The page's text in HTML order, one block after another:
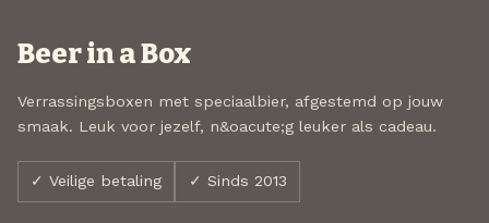
Beer in a Box
Verrassingsboxen met speciaalbier, afgestemd op jouw
smaak. Leuk voor jezelf, n&oacute;g leuker als cadeau.
✓ Veilige betaling ✓ Sinds 2013